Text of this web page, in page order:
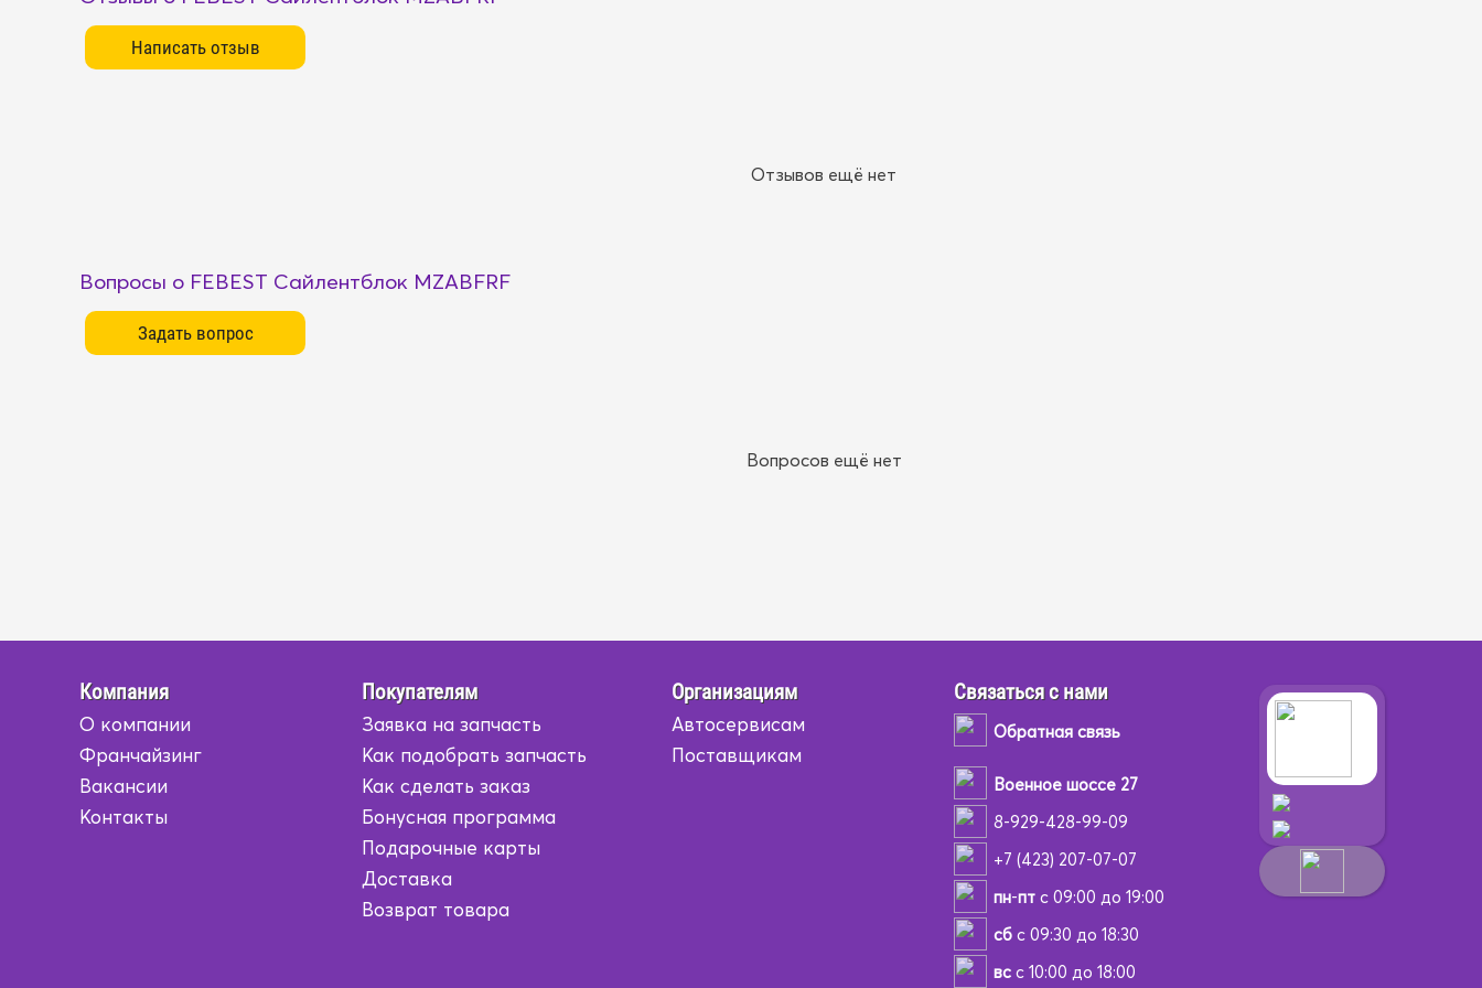
Отзывов ещё нет
Вопросы о FEBEST Сайлентблок MZABFRF
Вопросов ещё нет
Компания
О компании
Франчайзинг
Вакансии
Контакты
Покупателям
Заявка на запчасть
Как подобрать запчасть
Как сделать заказ
Бонусная программа
Подарочные карты
Доставка
Возврат товара
Организациям
Автосервисам
Поставщикам
Связаться с нами
Обратная связь
Военное шоссе 27
8-929-428-99-09
+7 (423) 207-07-07
пн-птс 09:00 до 19:00
сбс 09:30 до 18:30
всс 10:00 до 18:00